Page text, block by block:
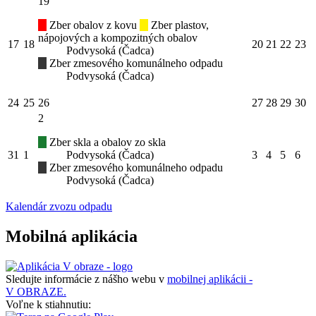
17 18
Zber obalov z kovu
Zber plastov,
nápojových a kompozitných obalov
Podvysoká (Čadca)
Zber zmesového komunálneho odpadu
Podvysoká (Čadca)
20 21 22 23
24 25 26 27 28 29 30
31 1
2
Zber skla a obalov zo skla
Podvysoká (Čadca)
Zber zmesového komunálneho odpadu
Podvysoká (Čadca)
3 4 5 6
Kalendár zvozu odpadu
Mobilná aplikácia
Sledujte informácie z nášho webu v mobilnej aplikácii -
V OBRAZE.
Voľne k stiahnutiu: